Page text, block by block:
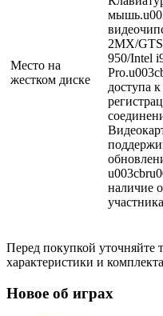
Место на
жестком диске
2MX/
950/Intel
доступа
наличие
Перед покупкой уточняйте
характеристики и
Новое об играх